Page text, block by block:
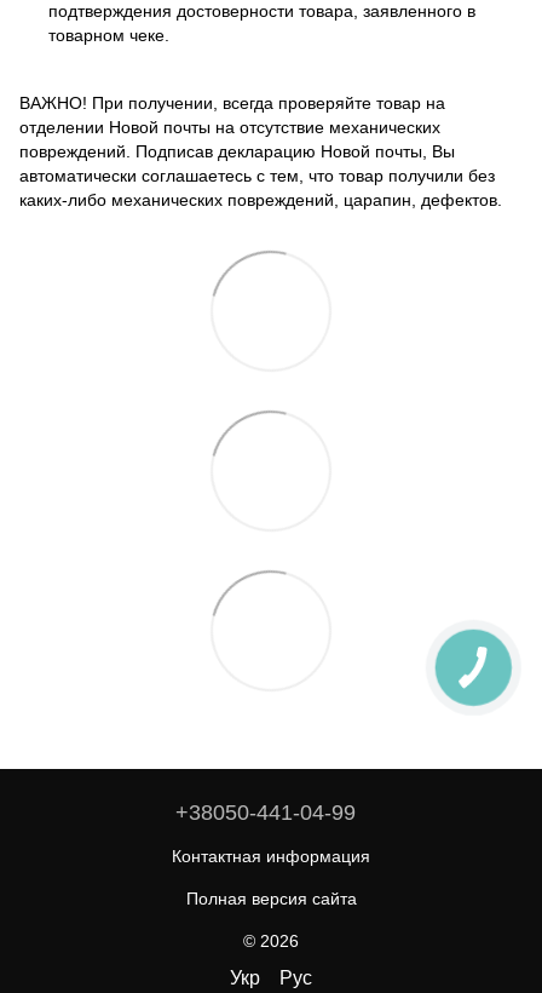
подтверждения достоверности товара, заявленного в
товарном чеке.
ВАЖНО! При получении, всегда проверяйте товар на
отделении Новой почты на отсутствие механических
повреждений. Подписав декларацию Новой почты, Вы
автоматически соглашаетесь с тем, что товар получили без
каких-либо механических повреждений, царапин, дефектов.
+38050-441-04-99
Контактная информация
Полная версия сайта
© 2026
Укр Рус